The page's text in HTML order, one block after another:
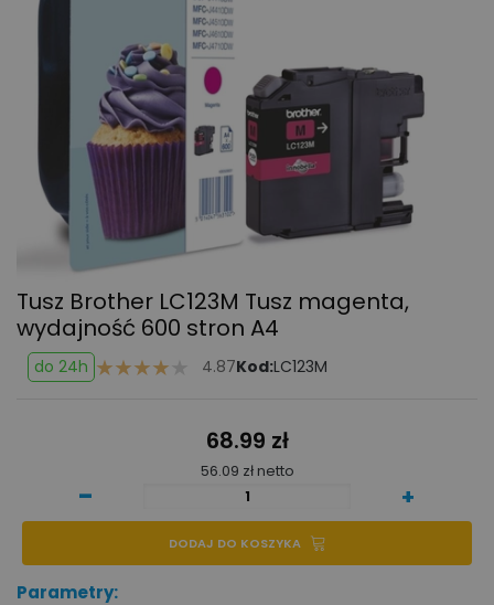
Tusz Brother LC123M Tusz magenta,
wydajność 600 stron A4
do 24h 4.87Kod:LC123M
68.99 zł
56.09 zł netto
- +
DODAJ DO KOSZYKA
Parametry: